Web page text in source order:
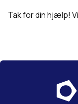
Tak for din hjælp!